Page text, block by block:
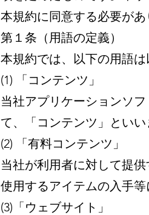
本規約に同意する必要があ
第１条（用語の定義）
本規約では、以下の用語は
(1) 「コンテンツ」
当社アプリケーションソ
て、「コンテンツ」といい
(2) 「有料コンテンツ」
当社が利用者に対して提
使用するアイテムの入手
(3)「ウェブサイト」